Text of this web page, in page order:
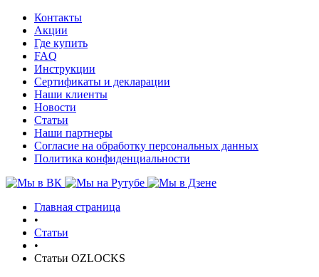
Контакты
Акции
Где купить
FAQ
Инструкции
Сертификаты и декларации
Наши клиенты
Новости
Статьи
Наши партнеры
Согласие на обработку персональных данных
Политика конфиденциальности
Главная страница
•
Статьи
•
Статьи OZLOCKS